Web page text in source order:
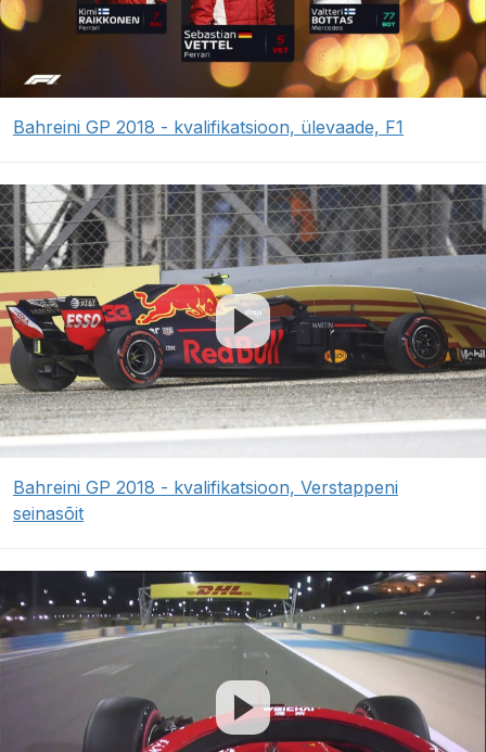
Bahreini GP 2018 - kvalifikatsioon, ülevaade, F1
Bahreini GP 2018 - kvalifikatsioon, Verstappeni
seinasõit